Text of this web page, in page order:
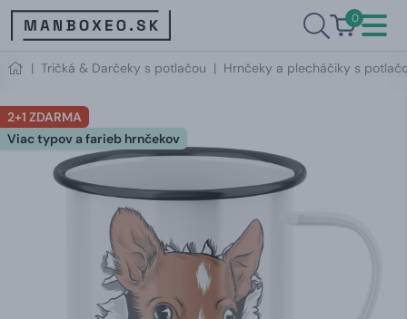
0
| Tričká & Darčeky s potlačou | Hrnčeky a plecháčiky s
2+1 ZDARMA
Viac typov a farieb hrnčekov